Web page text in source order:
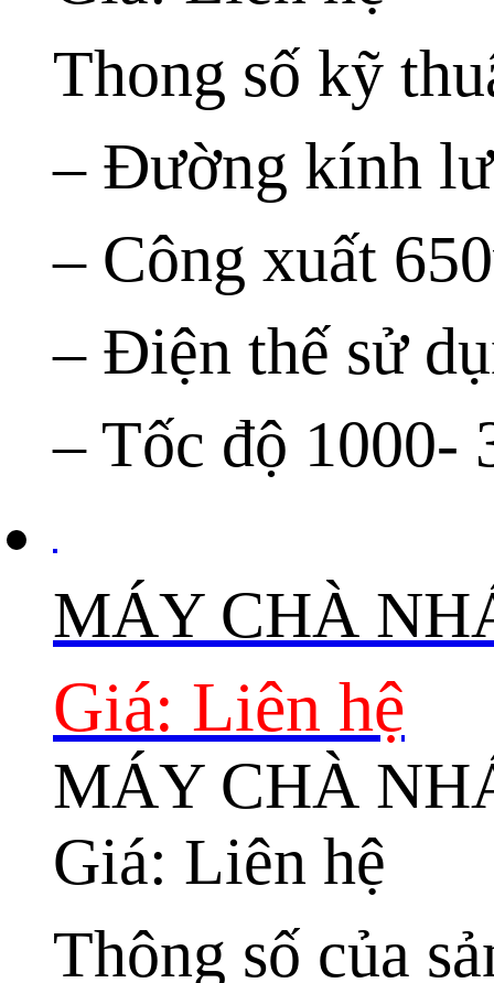
Thong số kỹ
– Đường kính
– Công xuất
– Điện thế sử
– Tốc độ 1000-
MÁY CHÀ
Giá: Liên hệ
MÁY CHÀ
Giá: Liên hệ
Thông số của